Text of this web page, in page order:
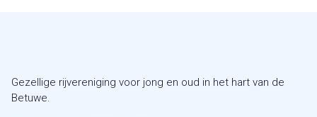
Gezellige rijvereniging voor jong en oud in het hart van de
Betuwe.